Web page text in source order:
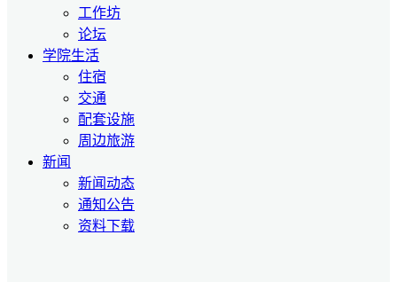
工作坊
论坛
学院生活
住宿
交通
配套设施
周边旅游
新闻
新闻动态
通知公告
资料下载